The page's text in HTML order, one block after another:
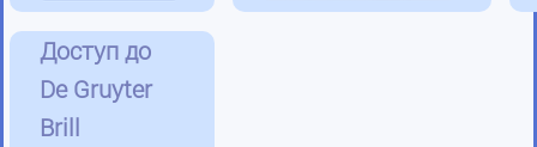
Доступ до
De Gruyter
Brill